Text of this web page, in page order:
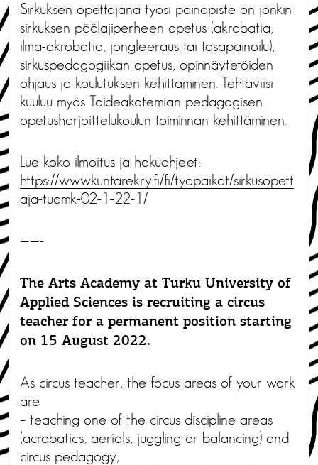
Sirkuksen opettajana työsi painopiste on jonkin
sirkuksen päälajiperheen opetus (akrobatia,
ilma-akrobatia, jongleeraus tai tasapainoilu),
sirkuspedagogiikan opetus, opinnäytetöiden
ohjaus ja koulutuksen kehittäminen. Tehtäviisi
kuuluu myös Taideakatemian pedagogisen
opetusharjoittelukoulun toiminnan kehittäminen.
Lue koko ilmoitus ja hakuohjeet:
https://www.kuntarekry.fi/fi/tyopaikat/sirkusopett
aja-tuamk-02-1-22-1/
——-
The Arts Academy at Turku University of
Applied Sciences is recruiting a circus
teacher for a permanent position starting
on 15 August 2022.
As circus teacher, the focus areas of your work
are
– teaching one of the circus discipline areas
(acrobatics, aerials, juggling or balancing) and
circus pedagogy,